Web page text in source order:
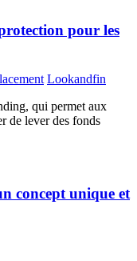
pour les
Lookandfin
qui permet aux
de lever des fonds
concept unique et